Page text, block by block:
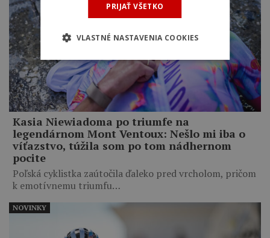
Kasia Niewiadoma po triumfe na
legendárnom Mont Ventoux: Nešlo mi iba o
víťazstvo, túžila som po tom nádhernom
pocite
Poľská cyklistka zaútočila ďaleko pred vrcholom, pričom
k emotívnemu triumfu…
NOVINKY
PRIJAŤ VŠETKO
VLASTNÉ NASTAVENIA COOKIES